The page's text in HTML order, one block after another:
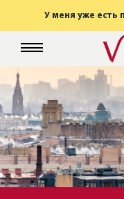
У меня уже есть